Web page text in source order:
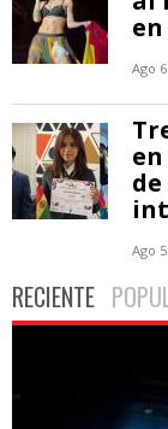
Ago
Ago
RECIENTE